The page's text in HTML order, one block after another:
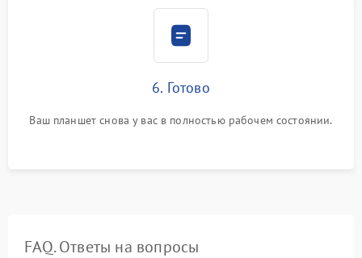
6. Готово
Ваш планшет снова у вас в полностью рабочем состоянии.
FAQ. Ответы на вопросы